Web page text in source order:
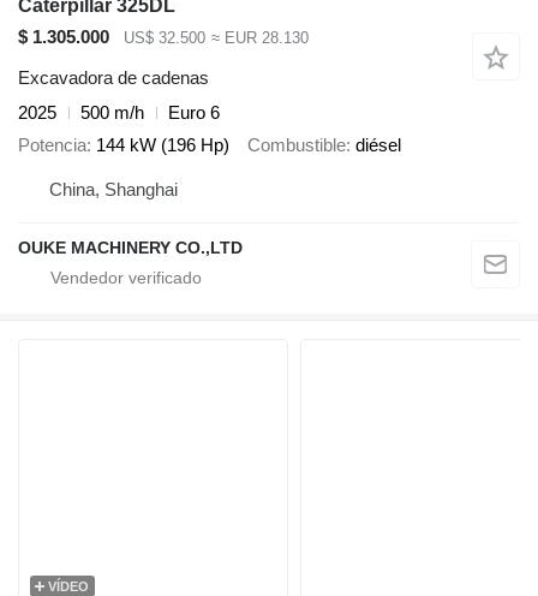
Caterpillar 325DL
$ 1.305.000
US$ 32.500 ≈ EUR 28.130
Excavadora de cadenas
2025
500 m/h
Euro 6
Potencia 144 kW (196 Hp) Combustible diésel
China, Shanghai
OUKE MACHINERY CO.,LTD
VÍDEO